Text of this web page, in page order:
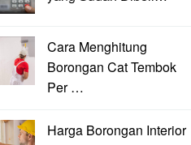
Cara Menghitung
Borongan Cat Tembok
Per …
Harga Borongan Interior